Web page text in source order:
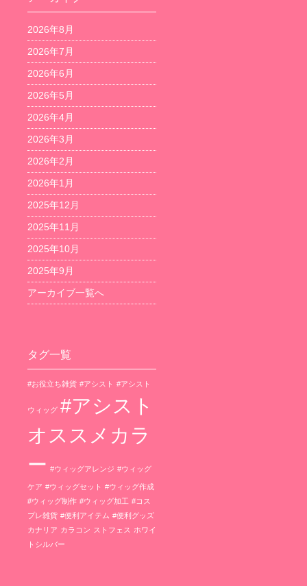
2026年8月
2026年7月
2026年6月
2026年5月
2026年4月
2026年3月
2026年2月
2026年1月
2025年12月
2025年11月
2025年10月
2025年9月
アーカイブ一覧へ
タグ一覧
#お役立ち雑貨 #アシスト #アシスト
ウィッグ #アシスト
オススメカラ
ー #ウィッグアレンジ #ウィッグ
ケア #ウィッグセット #ウィッグ作成
#ウィッグ制作 #ウィッグ加工 #コス
プレ雑貨 #便利アイテム #便利グッズ
カナリア カラコン ストフェス ホワイ
トシルバー